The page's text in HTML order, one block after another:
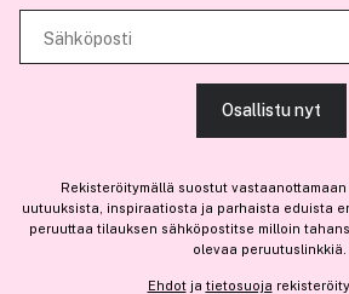
käytät sivustoamme. Kumppanimme voivat
Jos haluat henkilökohtaista neuvoa
Sähköposti
Osallistu nyt
Rekisteröitymällä suostut
uutuuksista, inspiraatiosta ja parhaista eduista
peruuttaa tilauksen sähköpostitse milloin
olevaa peruutuslinkkiä.
Ehdotja tietosuoja